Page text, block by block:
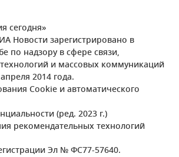
сегодня»
Новости зарегистрировано в
по надзору в сфере связи,
и массовых коммуникаций
2014 года.
Cookie и автоматического
(ред. 2023 г.)
рекомендательных технологий
Эл № ФС77-57640.